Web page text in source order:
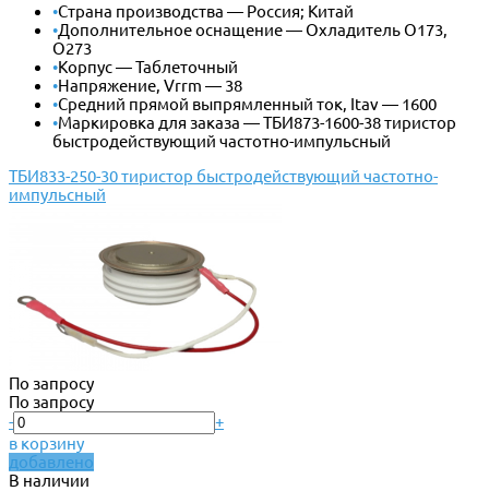
•Страна производства — Россия; Китай
•Дополнительное оснащение — Охладитель О173,
О273
•Корпус — Таблеточный
•Напряжение, Vrrm — 38
•Средний прямой выпрямленный ток, Itav — 1600
•Маркировка для заказа — ТБИ873-1600-38 тиристор
быстродействующий частотно-импульсный
ТБИ833-250-30 тиристор быстродействующий частотно-
импульсный
По запросу
По запросу
-
+
в корзину
добавлено
В наличии